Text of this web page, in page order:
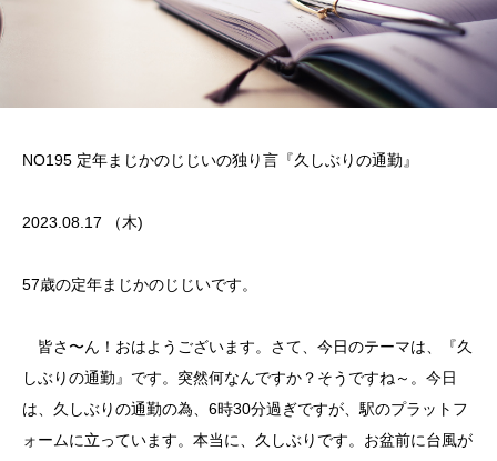
NO195 定年まじかのじじいの独り言『久しぶりの通勤』
2023.08.17 （木)
57歳の定年まじかのじじいです。
皆さ〜ん！おはようございます。さて、今日のテーマは、『久
しぶりの通勤』です。突然何なんですか？そうですね～。今日
は、久しぶりの通勤の為、6時30分過ぎですが、駅のプラットフ
ォームに立っています。本当に、久しぶりです。お盆前に台風が